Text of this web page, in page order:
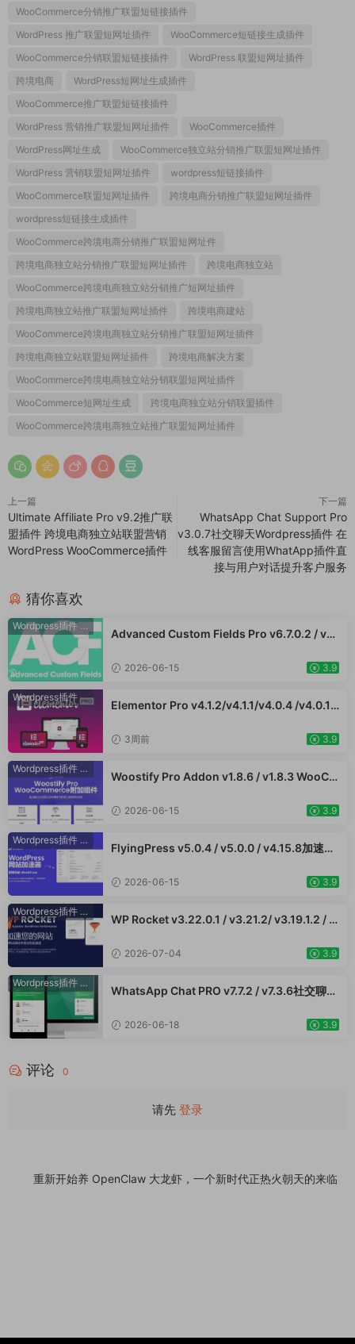
WooCommerce分销推广联盟短链接插件
WordPress 推广联盟短网址插件
WooCommerce短链接生成插件
WooCommerce分销联盟短链接插件
WordPress 联盟短网址插件
跨境电商
WordPress短网址生成插件
WooCommerce推广联盟短链接插件
WordPress 营销推广联盟短网址插件
WooCommerce插件
WordPress网址生成
WooCommerce独立站分销推广联盟短网址插件
WordPress 营销联盟短网址插件
wordpress短链接插件
WooCommerce联盟短网址插件
跨境电商分销推广联盟短网址插件
wordpress短链接生成插件
WooCommerce跨境电商分销推广联盟短网址件
跨境电商独立站分销推广联盟短网址插件
跨境电商独立站
WooCommerce跨境电商独立站分销推广短网址插件
跨境电商独立站推广联盟短网址插件
跨境电商建站
WooCommerce跨境电商独立站分销推广联盟短网址插件
跨境电商独立站联盟短网址插件
跨境电商解决方案
WooCommerce跨境电商独立站分销联盟短网址插件
WooCommerce短网址生成
跨境电商独立站分销联盟插件
WooCommerce跨境电商独立站推广联盟短网址插件
上一篇
Ultimate Affiliate Pro v9.2推广联
盟插件 跨境电商独立站联盟营销
WordPress WooCommerce插件
下一篇
WhatsApp Chat Support Pro
v3.0.7社交聊天Wordpress插件 在
线客服留言使用WhatApp插件直
接与用户对话提升客户服务
猜你喜欢
Wordpress插件· WooCommerce插件
Advanced Custom Fields Pro v6.7.0.2 / v6.
12 高级自定义字段专业版Wordpress插件AC
2026-06-15 3.9
Wordpress插件
Elementor Pro v4.1.2/v4.1.1/v4.0.4 /v4.0.1 /
/ v3.29.2 / v3.29.1 / v3.29.0 / v3.28.x /3.27.
式主题模板编辑生成器 公司主题模板外贸跨境
3周前 3.9
Wordpress插件 WooCommerce插件
Woostify Pro Addon v1.8.6 / v1.8.3 WooCo
好的性能和更高的转化率 外贸跨境电商插件
2026-06-15 3.9
Wordpress插件 WooCommerce插件
FlyingPress v5.0.4 / v5.0.0 / v4.15.8加速W
WooCommerce跨境电商市场独立站应用
2026-06-15 3.9
Wordpress插件 WooCommerce插件
WP Rocket v3.22.0.1 / v3.21.2/ v3.19.1.2 / v
Commerce跨境电商市场独立站网页提速应用
2026-07-04 3.9
Wordpress插件 WooCommerce插件
WhatsApp Chat PRO v7.7.2 / v7.3.6社交聊天
插件直接与用户对话提升客户服务
2026-06-18 3.9
评论 0
请先 登录
重新开始养 OpenClaw 大龙虾，一个新时代正热火朝天的来临